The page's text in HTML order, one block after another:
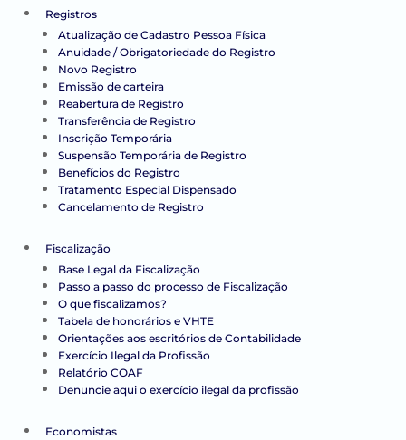
Registros
Atualização de Cadastro Pessoa Física
Anuidade / Obrigatoriedade do Registro
Novo Registro
Emissão de carteira
Reabertura de Registro
Transferência de Registro
Inscrição Temporária
Suspensão Temporária de Registro
Benefícios do Registro
Tratamento Especial Dispensado
Cancelamento de Registro
Fiscalização
Base Legal da Fiscalização
Passo a passo do processo de Fiscalização
O que fiscalizamos?
Tabela de honorários e VHTE
Orientações aos escritórios de Contabilidade
Exercício Ilegal da Profissão
Relatório COAF
Denuncie aqui o exercício ilegal da profissão
Economistas